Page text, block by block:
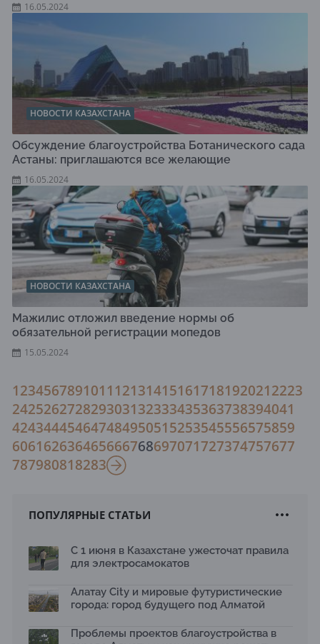
16.05.2024
НОВОСТИ КАЗАХСТАНА
Обсуждение благоустройства Ботанического сада
Астаны: приглашаются все желающие
16.05.2024
НОВОСТИ КАЗАХСТАНА
Мажилис отложил введение нормы об
обязательной регистрации мопедов
15.05.2024
1234567891011121314151617181920212223
242526272829303132333435363738394041
424344454647484950515253545556575859
606162636465666768697071727374757677
787980818283
ПОПУЛЯРНЫЕ СТАТЬИ
С 1 июня в Казахстане ужесточат правила
для электросамокатов
Алатау City и мировые футуристические
города: город будущего под Алматой
Проблемы проектов благоустройства в